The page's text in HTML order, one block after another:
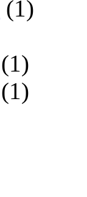
(1)
(1)
(1)